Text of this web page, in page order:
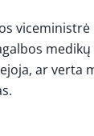
viceministrė
ar verta